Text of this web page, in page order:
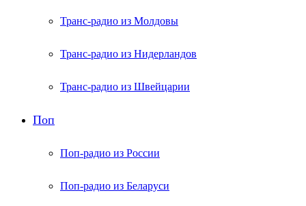
Транс-радио из Молдовы
Транс-радио из Нидерландов
Транс-радио из Швейцарии
Поп
Поп-радио из России
Поп-радио из Беларуси